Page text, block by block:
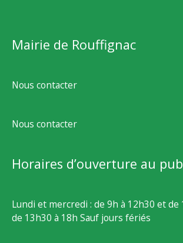
Mairie de Rouffignac
Nous contacter
Nous contacter
Horaires d’ouverture au
Lundi et mercredi : de 9h à 12h30 et de
de 13h30 à 18h Sauf jours fériés